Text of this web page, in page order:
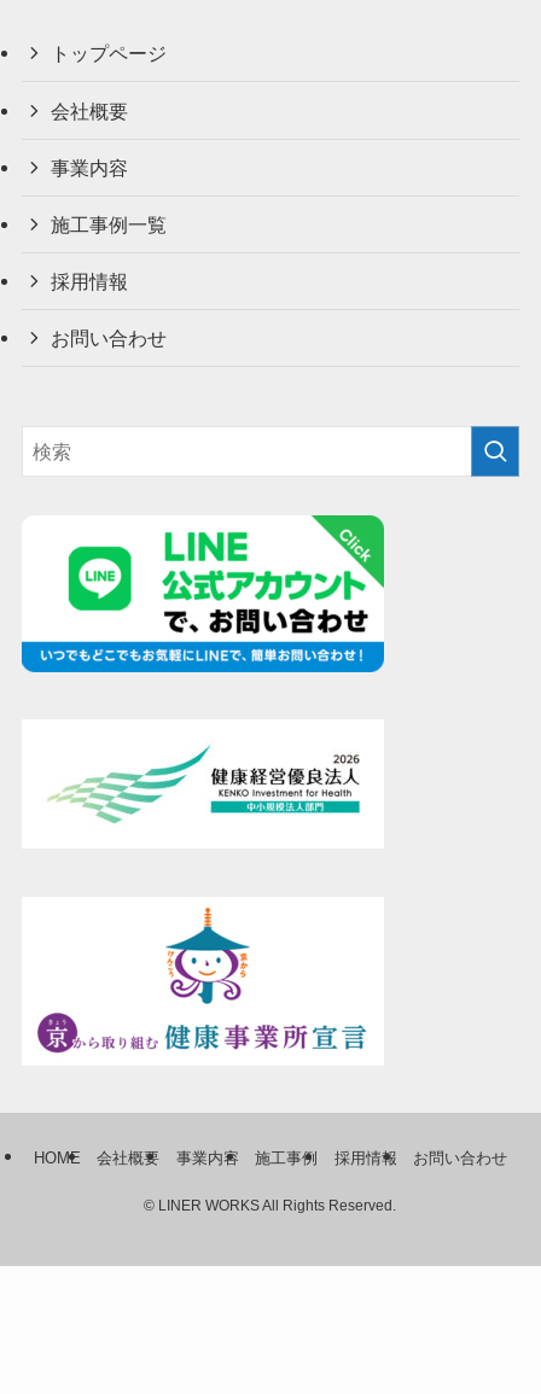
トップページ
会社概要
事業内容
施工事例一覧
採用情報
お問い合わせ
HOME 会社概要 事業内容 施工事例 採用情報 お問い合わせ
© LINER WORKS All Rights Reserved.